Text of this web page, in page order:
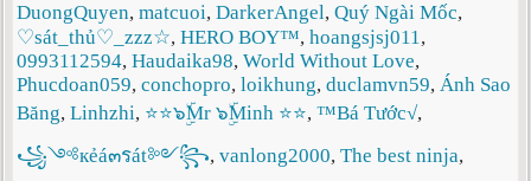
DuongQuyen, matcuoi, DarkerAngel, Quý Ngài Mốc,
♡sát_thủ♡_zzz☆, HERO BOY™, hoangsjsj011,
0993112594, Haudaika98, World Without Love,
Phucdoan059, conchopro, loikhung, duclamvn59, Ánh Sao
Băng, Linhzhi, ⭐⭐๖ۣۜMr ๖ۣۜMinh ⭐⭐, ™Bá Tước√,
꧁༺кẻá๓รát༻꧂, vanlong2000, The best ninja,